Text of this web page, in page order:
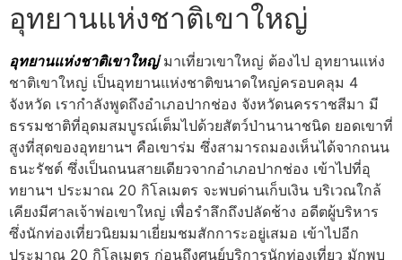
อุทยานแห่งชาติเขาใหญ่
อุทยานแห่งชาติเขาใหญ่ มาเที่ยวเขาใหญ่ ต้องไป อุทยานแห่ง
ชาติเขาใหญ่ เป็นอุทยานแห่งชาติขนาดใหญ่ครอบคลุม 4
จังหวัด เรากำลังพูดถึงอำเภอปากช่อง จังหวัดนครราชสีมา มี
ธรรมชาติที่อุดมสมบูรณ์เต็มไปด้วยสัตว์ป่านานาชนิด ยอดเขาที่
สูงที่สุดของอุทยานฯ คือเขาร่ม ซึ่งสามารถมองเห็นได้จากถนน
ธนะรัชต์ ซึ่งเป็นถนนสายเดียวจากอำเภอปากช่อง เข้าไปที่อุ
ทยานฯ ประมาณ 20 กิโลเมตร จะพบด่านเก็บเงิน บริเวณใกล้
เคียงมีศาลเจ้าพ่อเขาใหญ่ เพื่อรำลึกถึงปลัดช้าง อดีตผู้บริหาร
ซึ่งนักท่องเที่ยวนิยมมาเยี่ยมชมสักการะอยู่เสมอ เข้าไปอีก
ประมาณ 20 กิโลเมตร ก่อนถึงศูนย์บริการนักท่องเที่ยว มักพบ